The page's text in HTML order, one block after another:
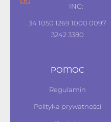
ING:
34 1050 1269 1000 0097
3242 3380
POMOC
Regulamin
Polityka prywatności